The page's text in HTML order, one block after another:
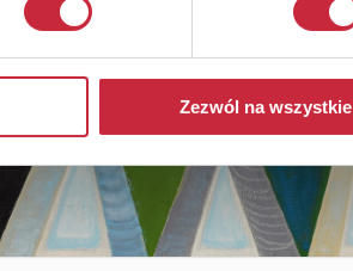
Zezwól na wszystkie